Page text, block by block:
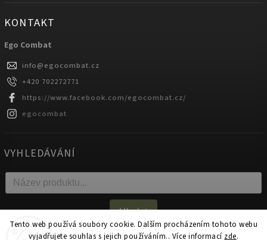
Tento web používá soubory cookie. Dalším procházením tohoto webu
vyjadřujete souhlas s jejich používáním.. Více informací zde.
KONTAKT
Ego Combat
info@egocombat.cz
+420 702272771
https://www.facebook.com/egocombat.cz/
egocombat
VYHLEDÁVÁNÍ
Hledat